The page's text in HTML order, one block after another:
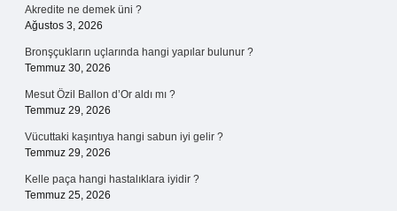
Akredite ne demek üni ?
Ağustos 3, 2026
Bronşçukların uçlarında hangi yapılar bulunur ?
Temmuz 30, 2026
Mesut Özil Ballon d’Or aldı mı ?
Temmuz 29, 2026
Vücuttaki kaşıntıya hangi sabun iyi gelir ?
Temmuz 29, 2026
Kelle paça hangi hastalıklara iyidir ?
Temmuz 25, 2026